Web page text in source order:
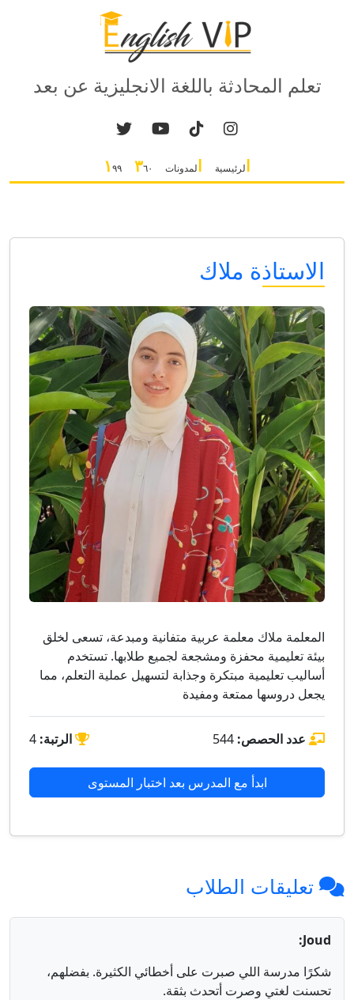
تعلم المحادثة باللغة الانجليزية عن بعد
الرئيسية المدونات ٣٦٠ ١٩٩
الاستاذة ملاك
المعلمة ملاك معلمة عربية متفانية ومبدعة، تسعى لخلق
بيئة تعليمية محفزة ومشجعة لجميع طلابها. تستخدم
أساليب تعليمية مبتكرة وجذابة لتسهيل عملية التعلم، مما
يجعل دروسها ممتعة ومفيدة
عدد الحصص: الرتبة:
ابدأ مع المدرس بعد اختبار المستوى
تعليقات الطلاب
Joud:
شكرًا مدرسة اللي صبرت على أخطائي الكثيرة. بفضلهم،
تحسنت لغتي وصرت أتحدث بثقة.